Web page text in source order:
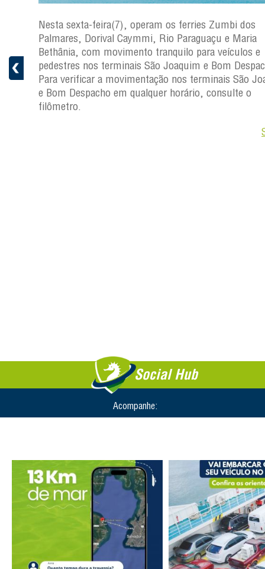
a
Nesta sexta-feira(7), operam os ferries Zumbi dos
Palmares, Dorival Caymmi, Rio Paraguaçu e Maria
Bethânia, com movimento tranquilo para veículos e
pedestres nos terminais São Joaquim e Bom
Para verificar a movimentação nos terminais São
e Bom Despacho em qualquer horário, consulte o
filômetro.
Social Hub
Acompanhe: